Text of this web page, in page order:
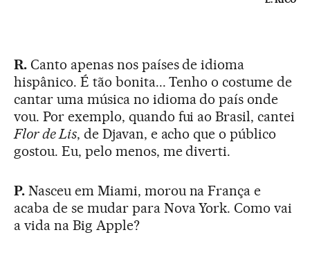
R.Canto apenas nos países de idioma
hispânico. É tão bonita... Tenho o costume de
cantar uma música no idioma do país onde
vou. Por exemplo, quando fui ao Brasil, cantei
Flor de Lis, de Djavan, e acho que o público
gostou. Eu, pelo menos, me diverti.
P. Nasceu em Miami, morou na França e
acaba de se mudar para Nova York. Como vai
a vida na Big Apple?